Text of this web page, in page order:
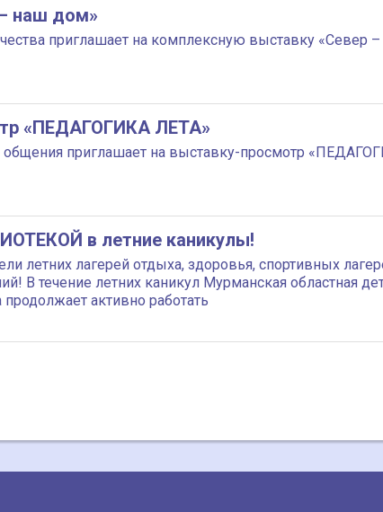
наш дом»
приглашает на комплексную выставку «Север
«ПЕДАГОГИКА ЛЕТА»
общения приглашает на выставку-просмотр
в летние каникулы!
летних лагерей отдыха, здоровья, спортивных
В течение летних каникул Мурманская областная
активно работать